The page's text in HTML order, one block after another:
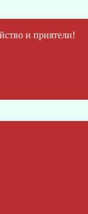
и приятели!